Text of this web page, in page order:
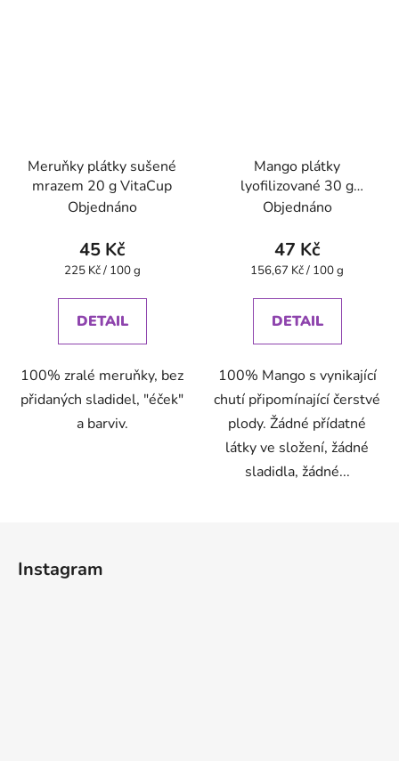
Meruňky plátky sušené
mrazem 20 g VitaCup
Objednáno
45 Kč
Měrná
225 Kč / 100 g
DETAIL
100% zralé meruňky, bez
přidaných sladidel, "éček"
a barviv.
Mango plátky
lyofilizované 30 g
VitaCup
Objednáno
47 Kč
Měrná
156,67 Kč / 100 g
DETAIL
100% Mango s vynikající
chutí připomínající čerstvé
plody. Žádné přídatné
látky ve složení, žádné
sladidla, žádné...
Instagram